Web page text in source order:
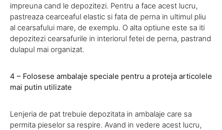
impreuna cand le depozitezi. Pentru a face acest lucru,
pastreaza cearceaful elastic si fata de perna in ultimul pliu
al cearsafului mare, de exemplu. O alta optiune este sa iti
depozitezi cearsafurile in interiorul fetei de perna, pastrand
dulapul mai organizat.
4 – Folosese ambalaje speciale pentru a proteja articolele
mai putin utilizate
Lenjeria de pat trebuie depozitata in ambalaje care sa
permita pieselor sa respire. Avand in vedere acest lucru,